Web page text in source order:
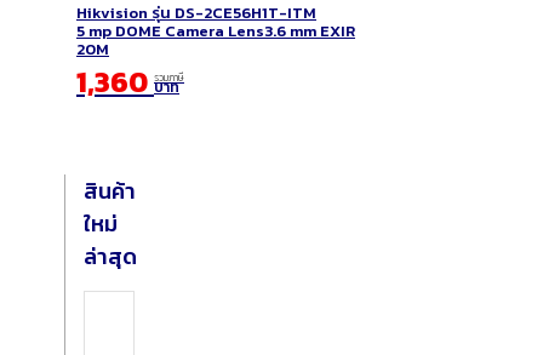
Hikvision รุ่น DS-2CE56H1T-ITM
5 mp DOME Camera Lens3.6 mm EXIR
20M
1,360 รวมภาษี
บาท
สินค้า
ใหม่
ล่าสุด